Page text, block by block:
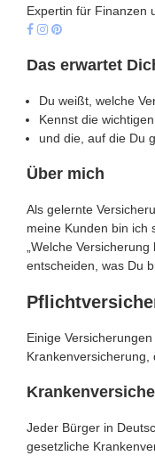
Expertin für Finanzen
Das erwartet
Du weißt, welche
Kennst die
und die, auf die Du
Über mich
Als gelernte
meine Kunden bin ich
„Welche
entscheiden, was Du
Einige
Krankenversicherung,
Jeder Bürger in
gesetzliche